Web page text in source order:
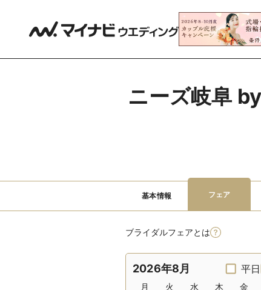
ニーズ岐阜
基本情報 フェア
ブライダルフェアとは
2026年8月 平日
月 火 水 木 金